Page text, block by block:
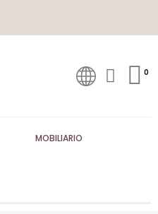
MOBILIARIO